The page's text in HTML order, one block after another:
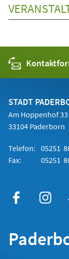
STADT
Am Hoppenhof 33
33104 Paderborn
Telefon: 05251
Fax:
05251